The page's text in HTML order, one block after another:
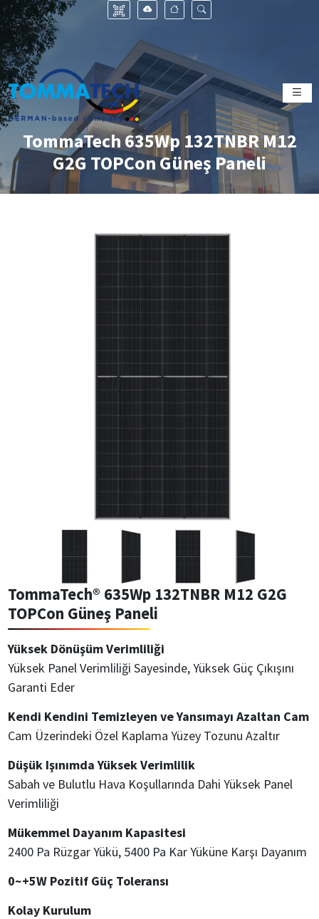
TommaTech 635Wp 132TNBR M12
G2G TOPCon Güneş Paneli
TommaTech® 635Wp 132TNBR M12 G2G
TOPCon Güneş Paneli
Yüksek Dönüşüm Verimliliği
Yüksek Panel Verimliliği Sayesinde, Yüksek Güç Çıkışını
Garanti Eder
Kendi Kendini Temizleyen ve Yansımayı Azaltan Cam
Cam Üzerindeki Özel Kaplama Yüzey Tozunu Azaltır
Düşük Işınımda Yüksek Verimlilik
Sabah ve Bulutlu Hava Koşullarında Dahi Yüksek Panel
Verimliliği
Mükemmel Dayanım Kapasitesi
2400 Pa Rüzgar Yükü, 5400 Pa Kar Yüküne Karşı Dayanım
0~+5W Pozitif Güç Toleransı
Kolay Kurulum